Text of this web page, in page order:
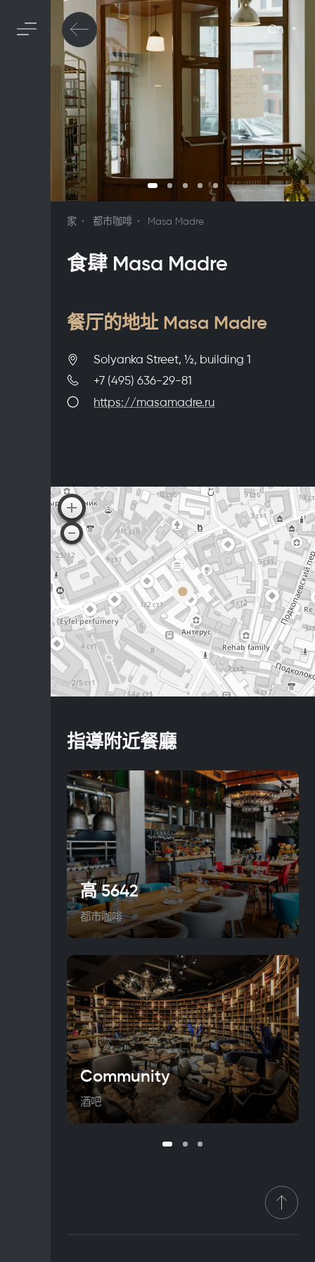
Cn
家 都市咖啡 Masa Madre
食肆 Masa Madre
餐厅的地址 Masa Madre
Solyanka Street, ½, building 1
+7 (495) 636-29-81
https://masamadre.ru
指導附近餐廳
高 5642
都市咖啡
Community
酒吧